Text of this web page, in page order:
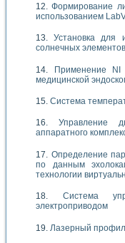
Формирование
использованием
Установка для
солнечных
Применение NI
медицинской
Система
Управление
аппаратного
Определение
по данным
технологии
Система
электроприводом
Лазерный